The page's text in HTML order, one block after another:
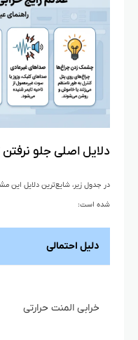
دلایل اصلی جلو
در جدول زیر، شایع‌ترین دلایل این
شده است:
دلیل احتمالی
خرابی المنت حرارتی